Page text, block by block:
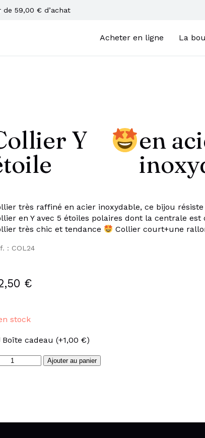
de 59,00 € d’achat
Acheter en ligne La
Y
en
très raffiné en acier inoxydable, ce bijou résiste
en Y avec 5 étoiles polaires dont la centrale
très chic et tendance
Collier court+une
: COL24
€
stock
Boîte cadeau (+1,00 €)
Ajouter au panier